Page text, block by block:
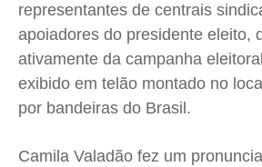
representantes de centrais
apoiadores do presidente eleito,
ativamente da campanha
exibido em telão montado no
por bandeiras do Brasil.
Camila Valadão fez um